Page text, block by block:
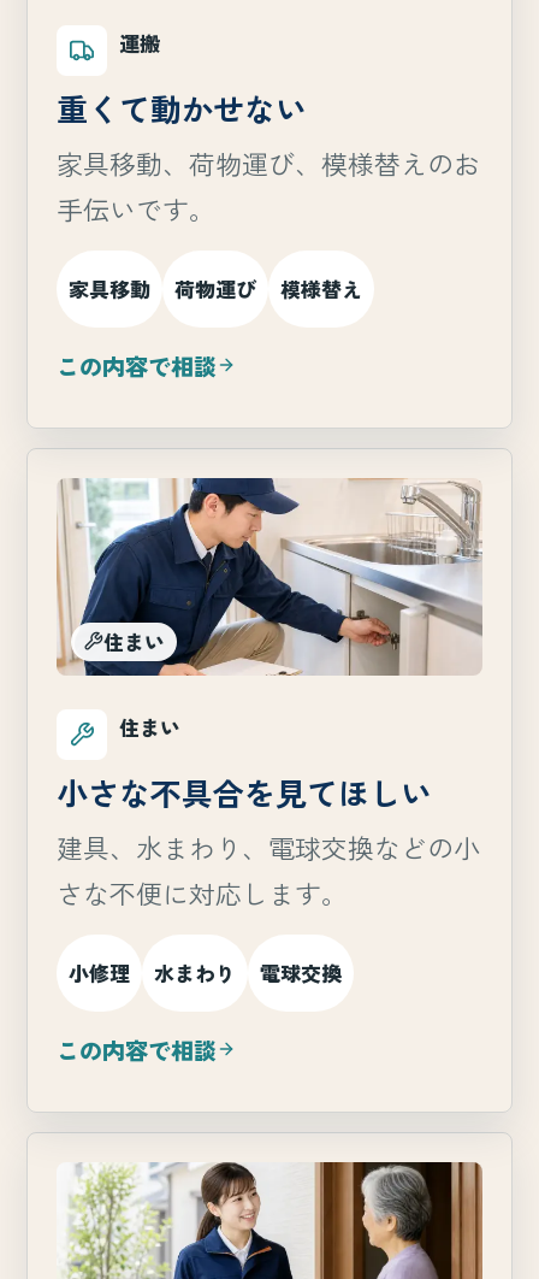
運搬
重くて動かせない
家具移動、荷物運び、模様替えのお
手伝いです。
家具移動 荷物運び 模様替え
この内容で相談
住まい
住まい
小さな不具合を見てほしい
建具、水まわり、電球交換などの小
さな不便に対応します。
小修理 水まわり 電球交換
この内容で相談